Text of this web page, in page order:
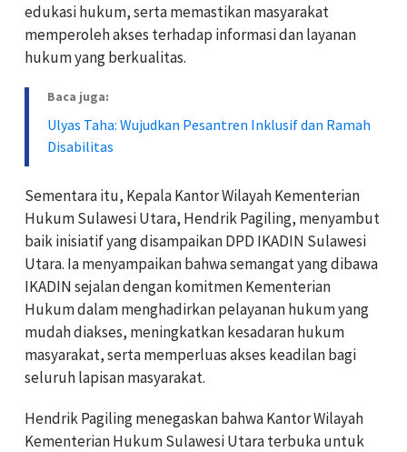
edukasi hukum, serta memastikan masyarakat
memperoleh akses terhadap informasi dan layanan
hukum yang berkualitas.
Baca juga:
Ulyas Taha: Wujudkan Pesantren Inklusif dan Ramah
Disabilitas
Sementara itu, Kepala Kantor Wilayah Kementerian
Hukum Sulawesi Utara, Hendrik Pagiling, menyambut
baik inisiatif yang disampaikan DPD IKADIN Sulawesi
Utara. Ia menyampaikan bahwa semangat yang dibawa
IKADIN sejalan dengan komitmen Kementerian
Hukum dalam menghadirkan pelayanan hukum yang
mudah diakses, meningkatkan kesadaran hukum
masyarakat, serta memperluas akses keadilan bagi
seluruh lapisan masyarakat.
Hendrik Pagiling menegaskan bahwa Kantor Wilayah
Kementerian Hukum Sulawesi Utara terbuka untuk